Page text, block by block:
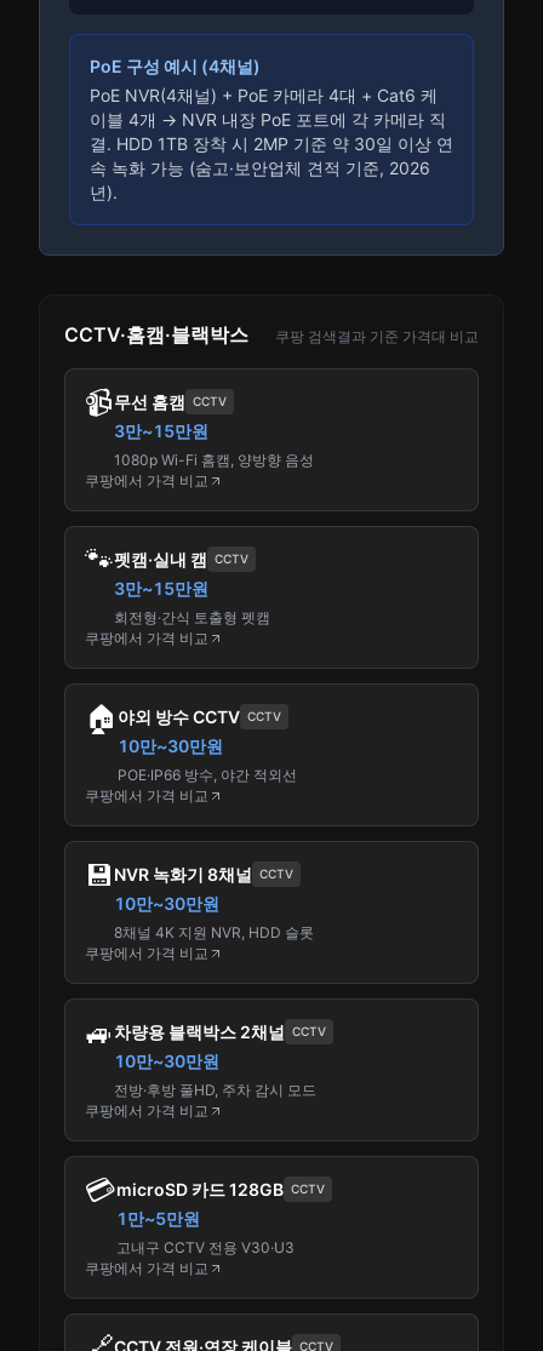
PoE 구성 예시 (4채널)
PoE NVR(4채널) + PoE 카메라 4대 + Cat6 케
이블 4개 → NVR 내장 PoE 포트에 각 카메라 직
결. HDD 1TB 장착 시 2MP 기준 약 30일 이상 연
속 녹화 가능 (숨고·보안업체 견적 기준, 2026
년).
CCTV·홈캠·블랙박스 쿠팡 검색결과 기준 가격대 비교
📹무선 홈캠 CCTV
3만~15만원
1080p Wi-Fi 홈캠, 양방향 음성
쿠팡에서 가격 비교
🐾펫캠·실내 캠 CCTV
3만~15만원
회전형·간식 토출형 펫캠
쿠팡에서 가격 비교
🏠 야외 방수 CCTV CCTV
10만~30만원
POE·IP66 방수, 야간 적외선
쿠팡에서 가격 비교
💾 NVR 녹화기 8채널 CCTV
10만~30만원
8채널 4K 지원 NVR, HDD 슬롯
쿠팡에서 가격 비교
🚙 차량용 블랙박스 2채널 CCTV
10만~30만원
전방·후방 풀HD, 주차 감시 모드
쿠팡에서 가격 비교
💳microSD 카드 128GB CCTV
1만~5만원
고내구 CCTV 전용 V30·U3
쿠팡에서 가격 비교
CCTV 전원·연장 케이블 CCTV